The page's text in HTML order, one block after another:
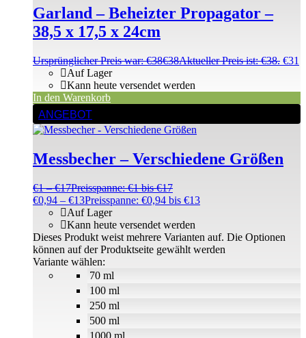
Garland – Beheizter Propagator –
38,5 x 17,5 x 24cm
Ursprünglicher Preis war: €38€38Aktueller Preis ist: €38. €31
Auf Lager
Kann heute versendet werden
In den Warenkorb
ANGEBOT
Messbecher – Verschiedene Größen
€1 –€17Preisspanne: €1 bis €17
€0,94 – €13Preisspanne: €0,94 bis €13
70 ml
100 ml
250 ml
500 ml
1000 ml
Auf Lager
Kann heute versendet werden
Variante wählen:
Dieses Produkt weist mehrere Varianten auf. Die Optionen
können auf der Produktseite gewählt werden